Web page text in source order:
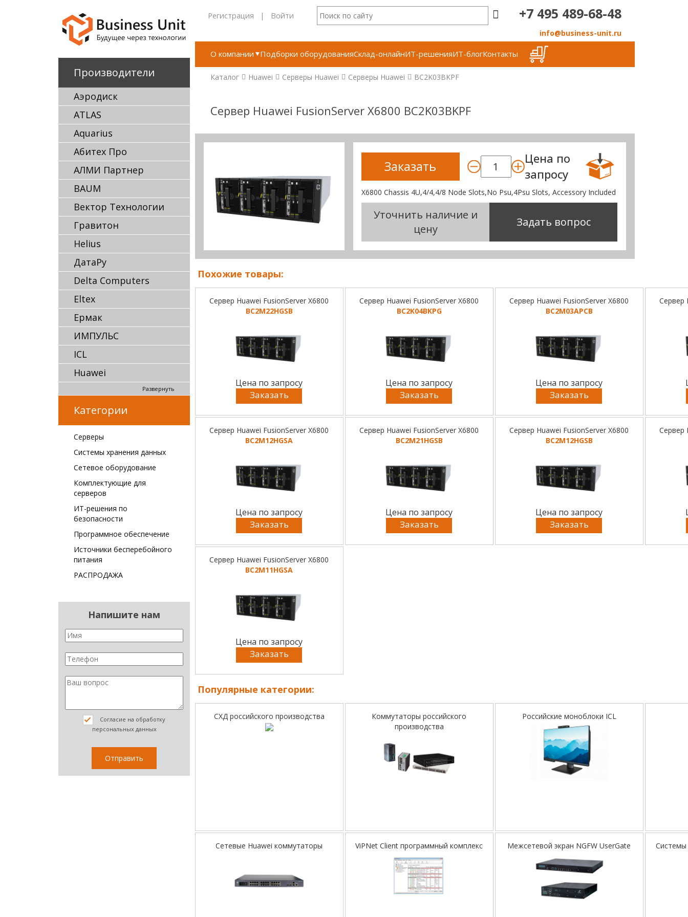
Производители
Аэродиск
ATLAS
Aquarius
Абитех Про
АЛМИ Партнер
BAUM
Вектор Технологии
Гравитон
Helius
ДатаРу
Delta Computers
Eltex
Ермак
ИМПУЛЬС
ICL
Huawei
Развернуть
Категории
Серверы
Системы хранения данных
Сетевое оборудование
Комплектующие для
серверов
ИТ-решения по
безопасности
Программное обеспечение
Источники бесперебойного
питания
РАСПРОДАЖА
Напишите нам
Согласие на обработку
персональных данных
Регистрация | Войти +7 495 489-68-48
info@business-unit.ru
О компании Подборки оборудованияСклад-онлайнИТ-решенияИТ-блогКонтакты
Каталог Huawei Серверы Huawei Серверы Huawei BC2K03BKPF
Сервер Huawei FusionServer X6800 BC2K03BKPF
Заказать
Цена по
запросу
X6800 Chassis 4U,4/4,4/8 Node Slots,No Psu,4Psu Slots, Accessory Included
Уточнить наличие и
цену
Задать вопрос
Похожие товары:
Сервер Huawei FusionServer X6800
BC2M22HGSB
Цена по запросу
Заказать
Сервер Huawei FusionServer X6800
BC2K04BKPG
Цена по запросу
Заказать
Сервер Huawei FusionServer X6800
BC2M03APCB
Цена по запросу
Заказать
Сервер
Сервер Huawei FusionServer X6800
BC2M12HGSA
Цена по запросу
Заказать
Сервер Huawei FusionServer X6800
BC2M21HGSB
Цена по запросу
Заказать
Сервер Huawei FusionServer X6800
BC2M12HGSB
Цена по запросу
Заказать
Сервер
Сервер Huawei FusionServer X6800
BC2M11HGSA
Цена по запросу
Заказать
Популярные категории:
СХД российского производства
Коммутаторы российского
производства
Российские моноблоки ICL
Сетевые Huawei коммутаторы ViPNet Client программный комплекс Межсетевой экран NGFW UserGate Системы